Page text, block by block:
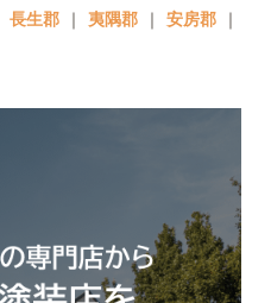
長生郡 ｜ 夷隅郡 ｜ 安房郡 ｜